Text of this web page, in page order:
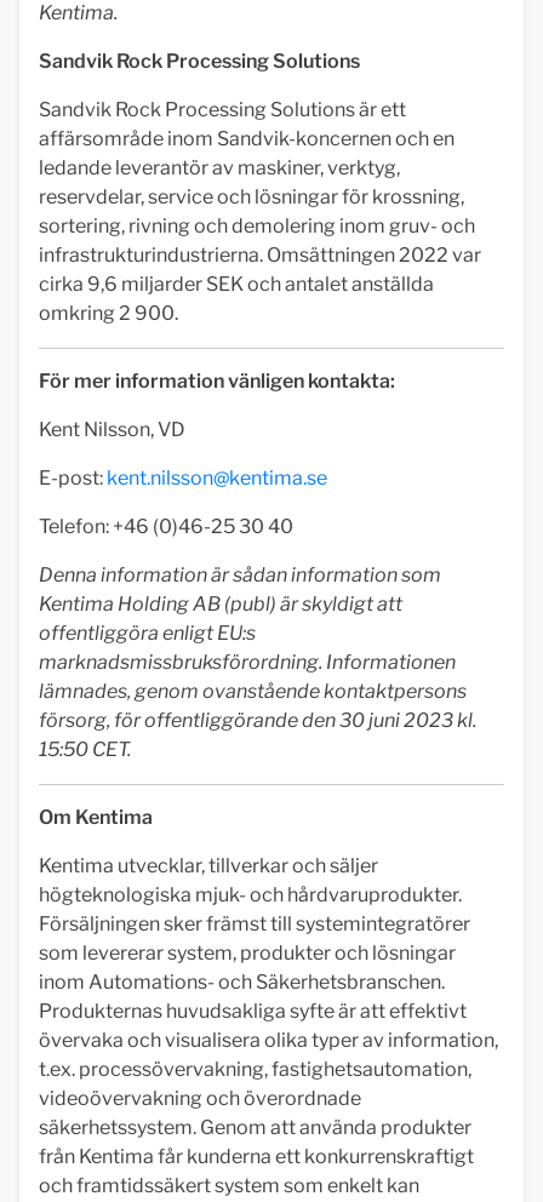
Kentima.
Sandvik Rock Processing Solutions
Sandvik Rock Processing Solutions är ett
affärsområde inom Sandvik-koncernen och en
ledande leverantör av maskiner, verktyg,
reservdelar, service och lösningar för krossning,
sortering, rivning och demolering inom gruv- och
infrastrukturindustrierna. Omsättningen 2022 var
cirka 9,6 miljarder SEK och antalet anställda
omkring 2 900.
För mer information vänligen kontakta:
Kent Nilsson, VD
E-post: kent.nilsson@kentima.se
Telefon: +46 (0)46-25 30 40
Denna information är sådan information som
Kentima Holding AB (publ) är skyldigt att
offentliggöra enligt EU:s
marknadsmissbruksförordning. Informationen
lämnades, genom ovanstående kontaktpersons
försorg, för offentliggörandeden 30 juni 2023 kl.
15:50 CET.
Om Kentima
Kentima utvecklar, tillverkar och säljer
högteknologiska mjuk- och hårdvaruprodukter.
Försäljningen sker främst till systemintegratörer
som levererar system, produkter och lösningar
inom Automations- och Säkerhetsbranschen.
Produkternas huvudsakliga syfte är att effektivt
övervaka och visualisera olika typer av information,
t.ex. processövervakning, fastighetsautomation,
videoövervakning och överordnade
säkerhetssystem. Genom att använda produkter
från Kentima får kunderna ett konkurrenskraftigt
och framtidssäkert system som enkelt kan